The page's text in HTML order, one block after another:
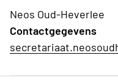
Neos Oud-Heverlee
Contactgegevens